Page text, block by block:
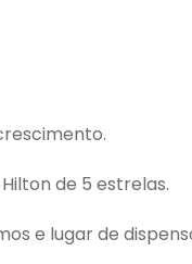
de 5 estrelas.
e lugar de